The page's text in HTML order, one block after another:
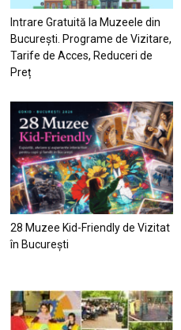
Intrare Gratuită la Muzeele din
București. Programe de Vizitare,
Tarife de Acces, Reduceri de
Preț
28 Muzee Kid-Friendly de Vizitat
în București